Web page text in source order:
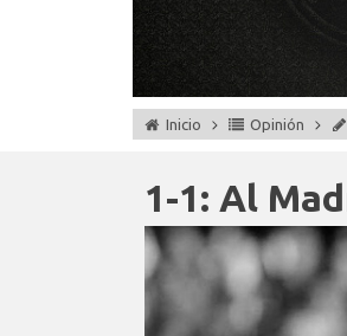
Inicio Opinión
1-1: Al